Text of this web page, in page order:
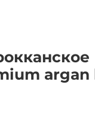
argan